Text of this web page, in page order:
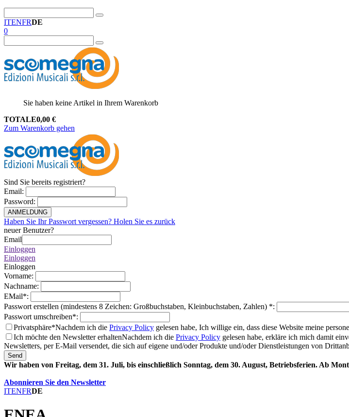
ITENFRDE
0
Sie haben keine Artikel in Ihrem Warenkorb
TOTALE0,00 €
Zum Warenkorb gehen
Sind Sie bereits registriert?
Email:
Password:
ANMELDUNG
Haben Sie Ihr Passwort vergessen? Holen Sie es zurück
neuer Benutzer?
Email
Einloggen
Einloggen
Einloggen
Vorname:
Nachname:
EMail*:
Passwort erstellen (mindestens 8 Zeichen: Großbuchstaben, Kleinbuchstaben, Zahlen) *:
Passwort umschreiben*:
Privatsphäre*Nachdem ich die Privacy Policy gelesen habe, Ich willige ein, dass diese Website meine
Ich möchte den Newsletter erhaltenNachdem ich die Privacy Policy gelesen habe, erkläre ich mich damit
Newsletters, per E-Mail versendet, die sich auf eigene und/oder Produkte und/oder Dienstleistungen von
Send
Wir haben von Freitag, dem 31. Juli, bis einschließlich Sonntag, dem 30. August, Betriebsferien. Ab
Abonnieren Sie den Newsletter
ITENFRDE